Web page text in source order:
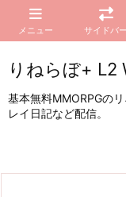
メニュー サイドバー
りねらぼ+ L2
基本無料MMORPGの
レイ日記など配信。